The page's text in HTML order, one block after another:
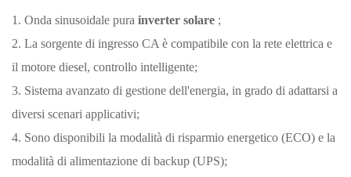
1. Onda sinusoidale pura inverter solare ;
2. La sorgente di ingresso CA è compatibile con la rete elettrica e
il motore diesel, controllo intelligente;
3. Sistema avanzato di gestione dell'energia, in grado di adattarsi a
diversi scenari applicativi;
4. Sono disponibili la modalità di risparmio energetico (ECO) e la
modalità di alimentazione di backup (UPS);